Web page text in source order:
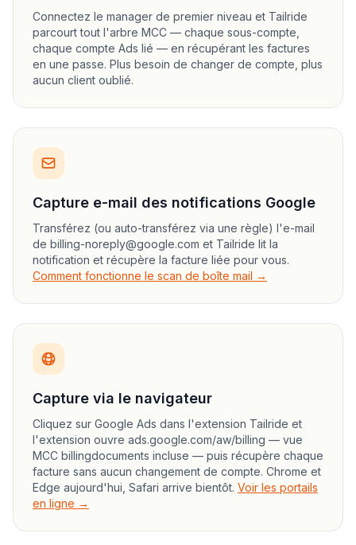
Connectez le manager de premier niveau et Tailride
parcourt tout l'arbre MCC — chaque sous-compte,
chaque compte Ads lié — en récupérant les factures
en une passe. Plus besoin de changer de compte, plus
aucun client oublié.
Capture e-mail des notifications Google
Transférez (ou auto-transférez via une règle) l'e-mail
de billing-noreply@google.com et Tailride lit la
notification et récupère la facture liée pour vous.
Comment fonctionne le scan de boîte mail →
Capture via le navigateur
Cliquez sur Google Ads dans l'extension Tailride et
l'extension ouvre ads.google.com/aw/billing — vue
MCC billingdocuments incluse — puis récupère chaque
facture sans aucun changement de compte. Chrome et
Edge aujourd'hui, Safari arrive bientôt. Voir les portails
en ligne →